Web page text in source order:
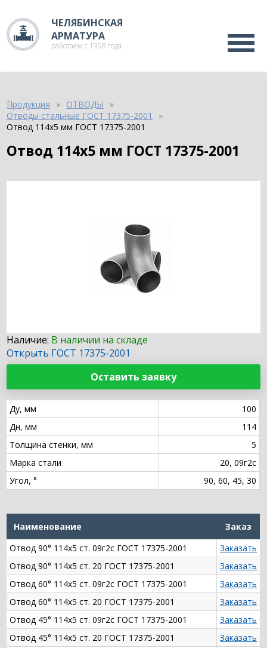
ЧЕЛЯБИНСКАЯ
АРМАТУРА
работаем с 1998 года
Продукция
ОТВОДЫ
Отводы стальные ГОСТ 17375-2001
Отвод 114х5 мм ГОСТ 17375-2001
Отвод 114х5 мм ГОСТ 17375-2001
Наличие: В наличии на складе
Открыть ГОСТ 17375-2001
Оставить заявку
Ду, мм
100
Дн, мм
114
Толщина стенки, мм
5
Марка стали
20, 09г2с
Угол, °
90, 60, 45, 30
Наименование
Заказ
Отвод 90° 114х5 ст. 09г2с ГОСТ 17375-2001
Заказать
Отвод 90° 114х5 ст. 20 ГОСТ 17375-2001
Заказать
Отвод 60° 114х5 ст. 09г2с ГОСТ 17375-2001
Заказать
Отвод 60° 114х5 ст. 20 ГОСТ 17375-2001
Заказать
Отвод 45° 114х5 ст. 09г2с ГОСТ 17375-2001
Заказать
Отвод 45° 114х5 ст. 20 ГОСТ 17375-2001
Заказать